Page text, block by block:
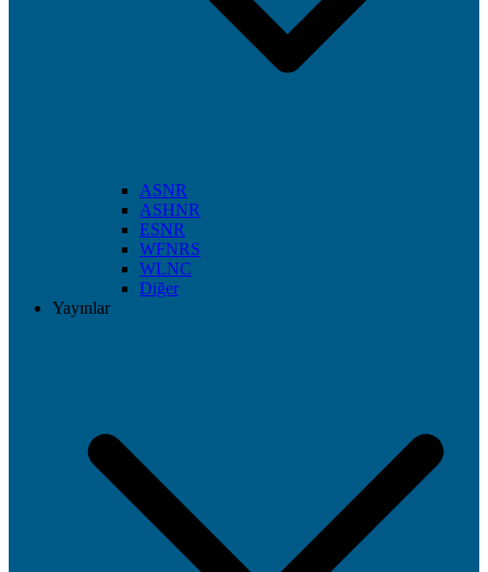
ASNR
ASHNR
ESNR
WFNRS
WLNC
Diğer
Yayınlar